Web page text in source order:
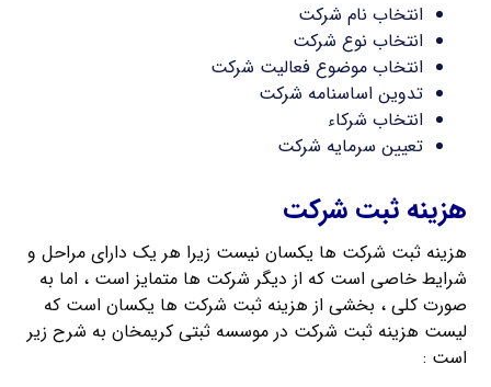
انتخاب نام شرکت
انتخاب نوع شرکت
انتخاب موضوع فعالیت شرکت
تدوین اساسنامه شرکت
انتخاب شرکاء
تعیین سرمایه شرکت
هزینه ثبت شرکت
هزینه ثبت شرکت ها یکسان نیست زیرا هر یک دارای مراحل و
شرایط خاصی است که از دیگر شرکت ها متمایز است ، اما به
صورت کلی ، بخشی از هزینه ثبت شرکت ها یکسان است که
لیست هزینه ثبت شرکت در موسسه ثبتی کریمخان به شرح زیر
است :